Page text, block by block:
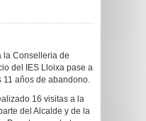
la Conselleria de
del IES Lloixa pase a
11 años de abandono.
16 visitas a la
del Alcalde y de la